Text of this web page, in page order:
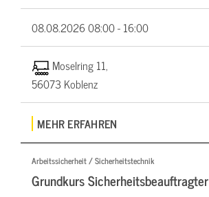
08.08.202608:00 - 16:00
Moselring 11,
56073 Koblenz
MEHR ERFAHREN
Arbeitssicherheit / Sicherheitstechnik
Grundkurs Sicherheitsbeauftragter